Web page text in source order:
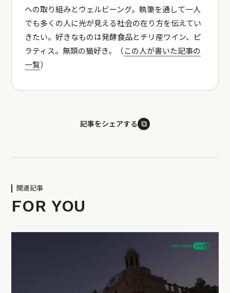
への取り組みとウェルビーング。執筆を通して一人
でも多くの人に光が見える社会の在り方を伝えてい
きたい。好きなものは発酵食品とチリ産ワイン、ピ
ラティス。無類の猫好き。（ この人が書いた記事の
一覧）
記事をシェアする ⧉
関連記事
FOR YOU